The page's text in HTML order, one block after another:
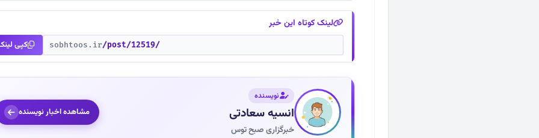
لینک کوتاه این خبر
sobhtoos.ir/post/12519/ کپی
نویسنده
انسیه سعادتی
خبرگزاری صبح توس
مشاهده اخبار نویسنده